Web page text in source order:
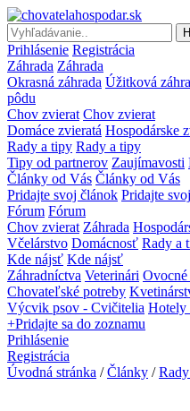
Prihlásenie Registrácia
Záhrada Záhrada
Okrasná záhrada Úžitková
pôdu
Chov zvierat Chov zvierat
Domáce zvieratá Hospodárske
Rady a tipy Rady a tipy
Tipy od partnerov Zaujímavosti
Články od Vás Články od Vás
Pridajte svoj článok Pridajte
Fórum Fórum
Chov zvierat Záhrada
Včelárstvo Domácnosť Rady a
Kde nájsť Kde nájsť
Záhradníctva Veterinári
Chovateľské potreby
Výcvik psov - Cvičitelia Hotely
+Pridajte sa do zoznamu
Prihlásenie
Registrácia
Úvodná stránka / Články /